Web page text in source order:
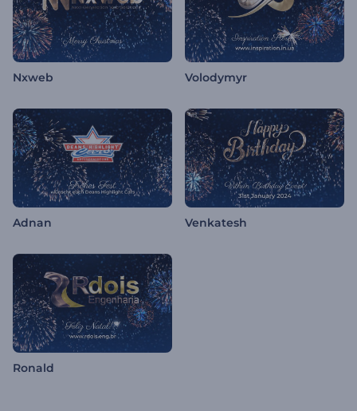
Nxweb Volodymyr
Adnan Venkatesh
Ronald